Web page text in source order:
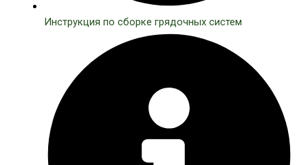
Инструкция по сборке грядочных систем